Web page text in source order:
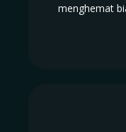
menghemat